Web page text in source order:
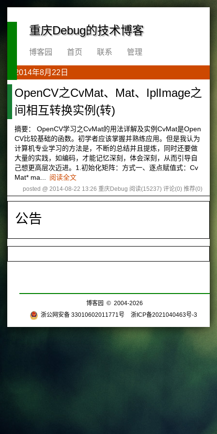
重庆Debug的技术博客
博客园 首页 联系 管理
2014年8月22日
OpenCV之CvMat、Mat、IplImage之
间相互转换实例(转)
摘要： OpenCV学习之CvMat的用法详解及实例CvMat是Open
CV比较基础的函数。初学者应该掌握并熟练应用。但是我认为
计算机专业学习的方法是，不断的总结并且提炼，同时还要做
大量的实践，如编码，才能记忆深刻，体会深刻，从而引导自
己想更高层次迈进。1.初始化矩阵：方式一、逐点赋值式：Cv
Mat* ma...
阅读全文
posted @ 2014-08-22 13:26 重庆Debug 阅读(15237) 评论(0) 推荐(0)
公告
博客园 © 2004-2026
浙公网安备 33010602011771号
浙ICP备2021040463号-3